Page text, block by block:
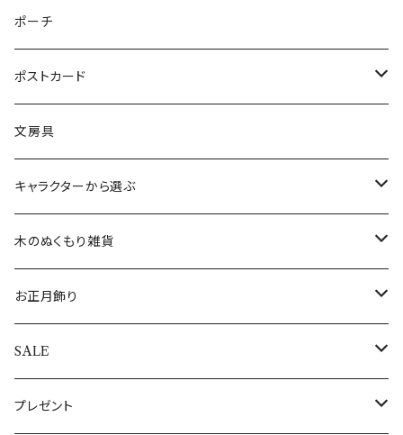
すべてのオーナメント
オルゴールタイプ
ミュージックタイプ
クリスマスイルミネーションライト
オーナメントスタンド
くま雑貨
ウォールアート(壁飾り)
敷き物
キャンドル・キャンドルスタンド
キャンドル
キャンドルスタンド
ぬいぐるみ
トントゥドール
クリスマスカード
キャンドルスタンド
カードスタンド
LEDキャンドルライト
ワインホルダー
コースター
トレイ（トレー）
オーナメントスタンド
イルミネーションライト
ネパール
インドネシア
バリ
エジプト
フランス
インド
ギリシャ
日本
ドイツ
ミニトートバッグ
スリッパ
すべてのファッション雑貨
イヤリング
お皿（プレート）
マグカップ
テーブルクロス
ランチョンマット
敷き物
すべての食器・テーブルクロス・敷き物
エッグホルダー
ミニカップ
ピアス
イヤリング
腕時計
ブレスレット
ネックレス
指輪
全てのアクセサリー
ポーチ
ポストカード
バースデーカード
クリスマスカード
その他のポストカード
すべてのポストカード
文房具
キャラクターから選ぶ
ALOHAマプア
木のぬくもり雑貨
ぽれぽれ動物
ぽれぽれコモノ
クリスマスぽれぽれ動物
シロクマ親子
おとぎの森のくま
お正月飾り
置物・オブジェ
すべてのお正月飾り
SALE
アウトレット
プレゼント